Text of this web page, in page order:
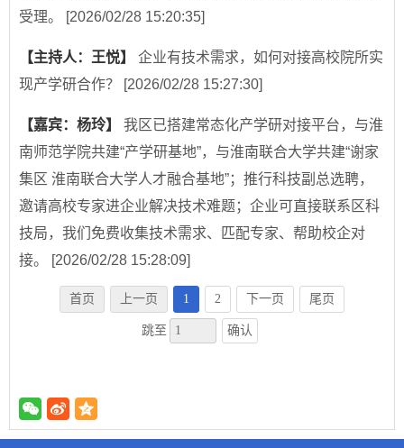
受理。
[2026/02/28 15:20:35]
【主持人：王悦】 企业有技术需求，如何对接高校院所实
现产学研合作？
[2026/02/28 15:27:30]
【嘉宾：杨玲】 我区已搭建常态化产学研对接平台，与淮
南师范学院共建“产学研基地”，与淮南联合大学共建“谢家
集区 淮南联合大学人才融合基地”；推行科技副总选聘，
邀请高校专家进企业解决技术难题；企业可直接联系区科
技局，我们免费收集技术需求、匹配专家、帮助校企对
接。
[2026/02/28 15:28:09]
首页 上一页 1 2 下一页 尾页
跳至 确认